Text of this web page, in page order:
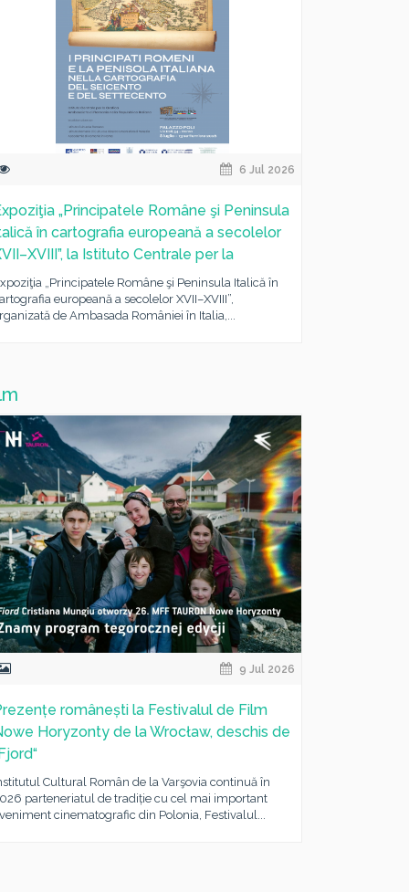
6 Jul 2026
„Principatele Române şi Peninsula
în cartografia europeană a secolelor
la Istituto Centrale per la
„Principatele Române şi Peninsula Italică în
europeană a secolelor XVII–XVIII”,
de Ambasada României în Italia,...
9 Jul 2026
românești la Festivalul de Film
Horyzonty de la Wrocław, deschis de
Cultural Român de la Varşovia continuă în
parteneriatul de tradiție cu cel mai important
cinematografic din Polonia, Festivalul...